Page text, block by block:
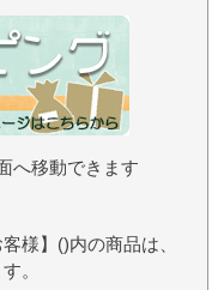
へ移動できます
様】()内の商品は、
。